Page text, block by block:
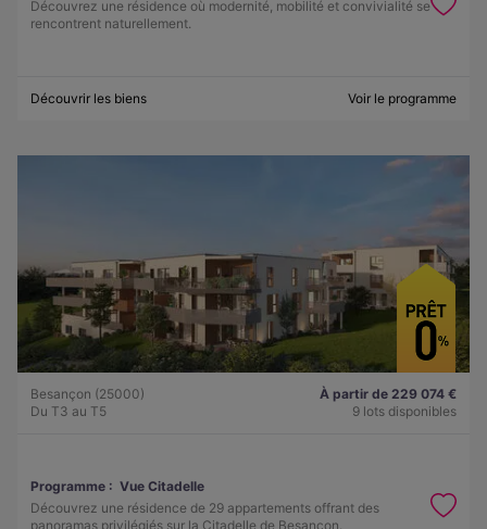
Découvrez une résidence où modernité, mobilité et convivialité se
rencontrent naturellement.
Découvrir les biens Voir le programme
Besançon (25000)
Du T3 au T5
À partir de 229 074 €
9 lots disponibles
Programme : Vue Citadelle
Découvrez une résidence de 29 appartements offrant des
panoramas privilégiés sur la Citadelle de Besançon.